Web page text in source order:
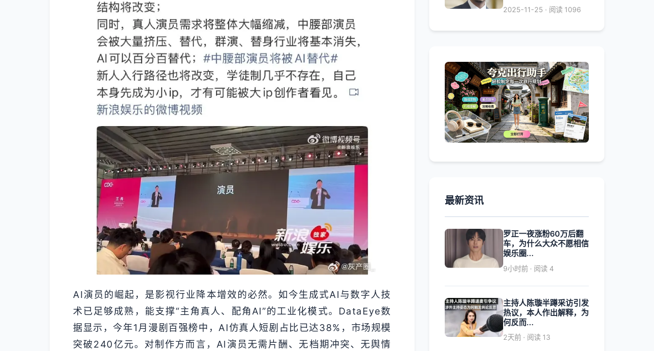
AI演员的崛起，是影视行业降本增效的必然。如今生成式AI与数字人技
术已足够成熟，能支撑“主角真人、配角AI”的工业化模式。DataEye数
据显示，今年1月漫剧百强榜中，AI仿真人短剧占比已达38%，市场规模
突破240亿元。对制作方而言，AI演员无需片酬、无档期冲突、无舆情
2025-11-25 · 阅读 1096
最新资讯
罗正一夜涨粉60万后翻
车，为什么大众不愿相信
娱乐圈...
9小时前 · 阅读 4
主持人陈璇半蹲采访引发
热议，本人作出解释，为
何反而...
2天前 · 阅读 13